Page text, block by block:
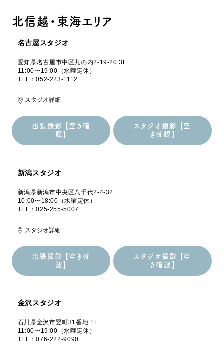
北信越・東海エリア
名古屋スタジオ
愛知県名古屋市中区丸の内2-19-20 3F
11:00〜19:00（水曜定休）
TEL：052-223-1112
スタジオ詳細
出張撮影 [空き確
認]
出張撮影 [空き確
スタジオ撮影 [空
き確認]
スタジオ撮影 [空
新潟スタジオ
新潟県新潟市中央区八千代2-4-32
10:00〜18:00（水曜定休）
TEL：025-255-5007
スタジオ詳細
出張撮影 [空き確
認]
出張撮影 [空き確
スタジオ撮影 [空
き確認]
スタジオ撮影 [空
金沢スタジオ
石川県金沢市竪町31番地 1F
11:00〜19:00（水曜定休）
TEL：076-222-9090